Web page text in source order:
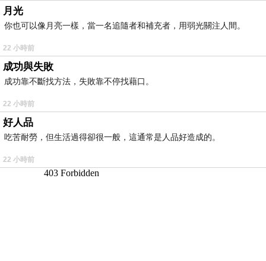
月光
你也可以像月亮一樣，當一名追隨者和補充者，用弱光關注人間。
22 小時前
成功與失敗
成功靠不斷找方法，失敗靠不停找藉口。
22 小時前
好人品
吃苦耐勞，但生活過得卻很一般，這通常是人品好造成的。
22 小時前